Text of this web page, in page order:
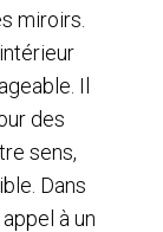
miroirs.
Il
des
sens,
Dans
à un